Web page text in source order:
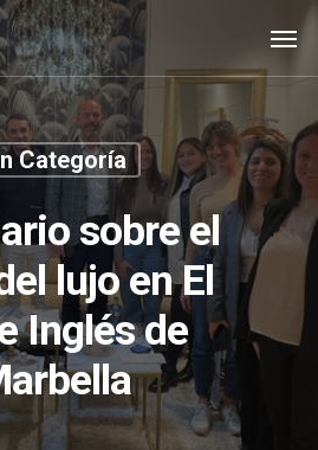
Categoría
sobre el
lujo en El
Inglés de